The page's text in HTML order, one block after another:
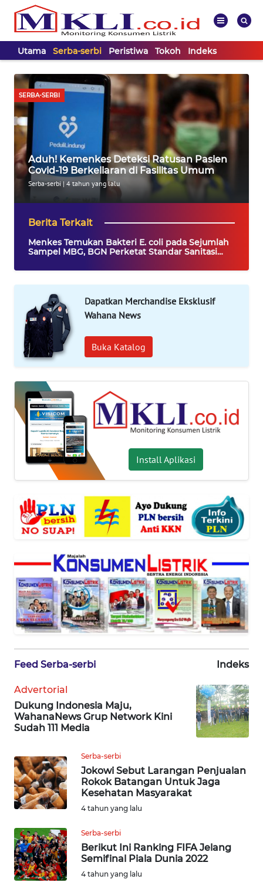
Utama Serba-serbi Peristiwa Tokoh Indeks
SERBA-SERBI
Aduh! Kemenkes Deteksi Ratusan Pasien
Covid-19 Berkeliaran di Fasilitas Umum
Serba-serbi|4 tahun yang lalu
Berita Terkait
Menkes Temukan Bakteri E. coli pada Sejumlah
Sampel MBG, BGN Perketat Standar Sanitasi
Dapatkan Merchandise Eksklusif
Wahana News
Buka Katalog
Install Aplikasi
Feed Serba-serbi Indeks
Advertorial
Dukung Indonesia Maju,
WahanaNews Grup Network Kini
Sudah 111 Media
Serba-serbi
Jokowi Sebut Larangan Penjualan
Rokok Batangan Untuk Jaga
Kesehatan Masyarakat
4 tahun yang lalu
Serba-serbi
Berikut Ini Ranking FIFA Jelang
Semifinal Piala Dunia 2022
4 tahun yang lalu
TV
Tutup
UTAMA
SERBA-
SERBI
PERISTIWA
INDEKS
KONTAK
KAMI
TENTANG
KAMI
PEDOMAN
REDAKSI
DISCLAIMER
Wahana
News
Regional
WN
WN
JAKARTA
JABAR
WN
BANTEN
WN
NTT
WN